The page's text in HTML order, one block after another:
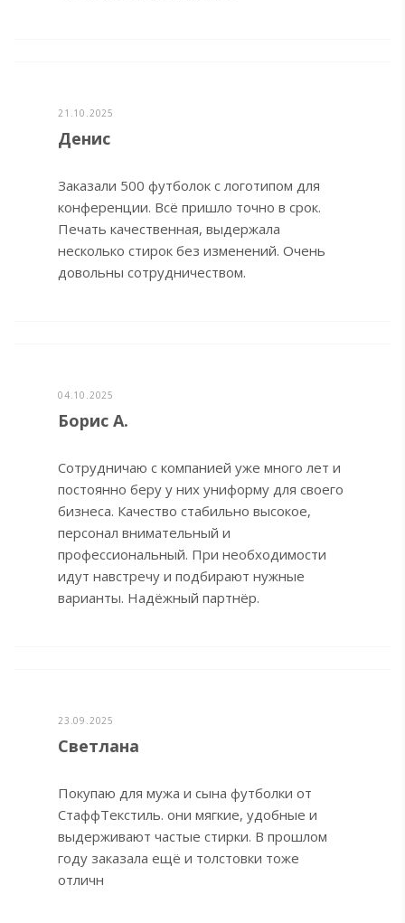
21.10.2025
Денис
Заказали 500 футболок с логотипом для
конференции. Всё пришло точно в срок.
Печать качественная, выдержала
несколько стирок без изменений. Очень
довольны сотрудничеством.
04.10.2025
Борис А.
Сотрудничаю с компанией уже много лет и
постоянно беру у них униформу для своего
бизнеса. Качество стабильно высокое,
персонал внимательный и
профессиональный. При необходимости
идут навстречу и подбирают нужные
варианты. Надёжный партнёр.
23.09.2025
Светлана
Покупаю для мужа и сына футболки от
СтаффТекстиль. они мягкие, удобные и
выдерживают частые стирки. В прошлом
году заказала ещё и толстовки тоже
отличн